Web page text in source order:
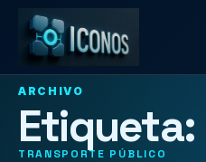
ARCHIVO
Etiqueta:
TRANSPORTE PÚBLICO